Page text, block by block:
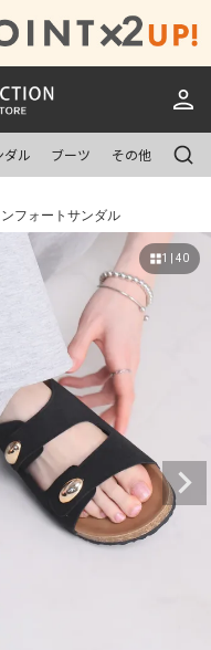
ダル ブーツ その他
フォートサンダル
1 | 40